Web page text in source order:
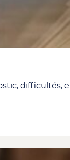
difficultés,